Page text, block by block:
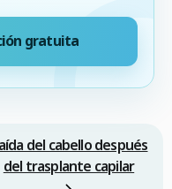
gratuita
del cabello después
del trasplante capilar